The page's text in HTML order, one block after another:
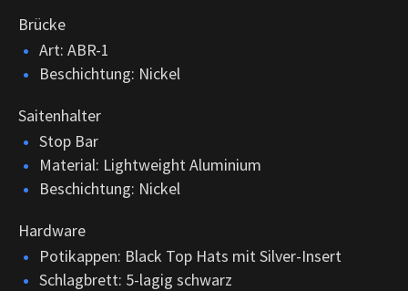
Brücke
Art: ABR-1
Beschichtung: Nickel
Saitenhalter
Stop Bar
Material: Lightweight Aluminium
Beschichtung: Nickel
Hardware
Potikappen: Black Top Hats mit Silver-Insert
Schlagbrett: 5-lagig schwarz